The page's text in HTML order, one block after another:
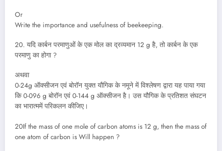
Or
Write the importance and usefulness of beekeeping.
20. यदि कार्बन परमाणुओं के एक मोल का द्रव्यमान 12 g है, तो कार्बन के एक
परमाणु का होगा ?
अथवा
0-24g ऑक्सीजन एवं बोरॉन युक्त यौगिक के नमूने में विश्लेषण द्वारा यह पाया गया
कि 0-096 g बोरॉन एवं 0-144 g ऑक्सीजन है। उस यौगिक के प्रतिशत संघटन
का भारात्ममें परिकलन कीजिए।
20If the mass of one mole of carbon atoms is 12 g, then the mass of
one atom of carbon is Will happen ?